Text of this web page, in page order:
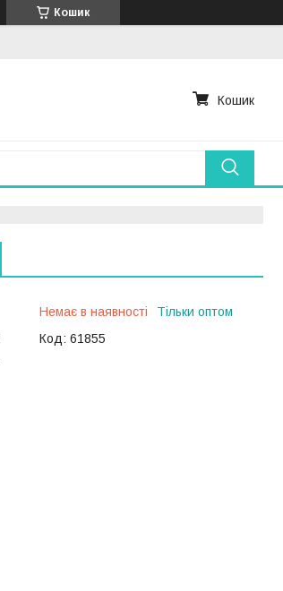
Кошик
Кошик
Немає в наявності
Тільки оптом
Код: 61855